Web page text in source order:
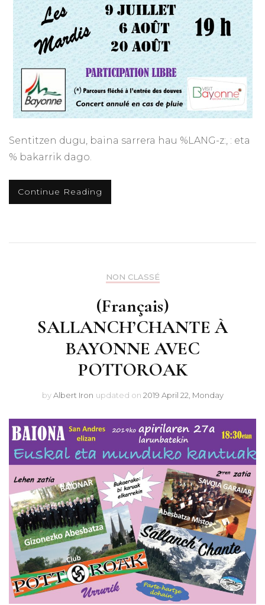
Sentitzen dugu, baina sarrera hau %LANG-z:, : eta
% bakarrik dago.
Continue Reading
NON CLASSÉ
(Français)
SALLANCH’CHANTE À
BAYONNE AVEC
POTTOROAK
byAlbert Iron updated on 2019 April 22, Monday